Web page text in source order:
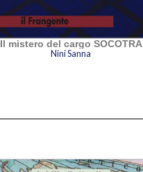
Il mistero del cargo SOCOTRA
Nini Sanna